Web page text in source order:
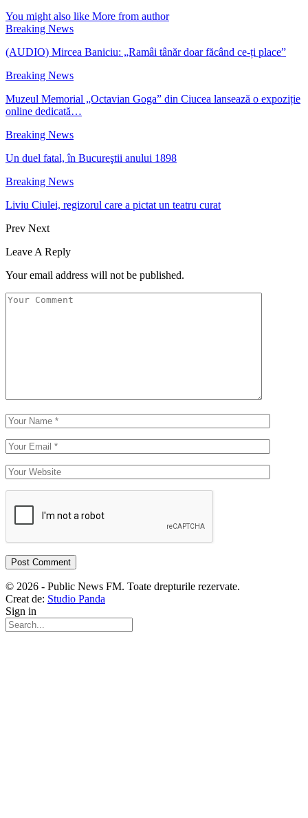
You might also like More from author
Breaking News
(AUDIO) Mircea Baniciu: „Ramâi tânăr doar făcând ce-ți place”
Breaking News
Muzeul Memorial „Octavian Goga” din Ciucea lansează o expoziție
online dedicată…
Breaking News
Un duel fatal, în Bucureştii anului 1898
Breaking News
Liviu Ciulei, regizorul care a pictat un teatru curat
Prev Next
Leave A Reply
Your email address will not be published.
© 2026 - Public News FM. Toate drepturile rezervate.
Creat de: Studio Panda
Sign in